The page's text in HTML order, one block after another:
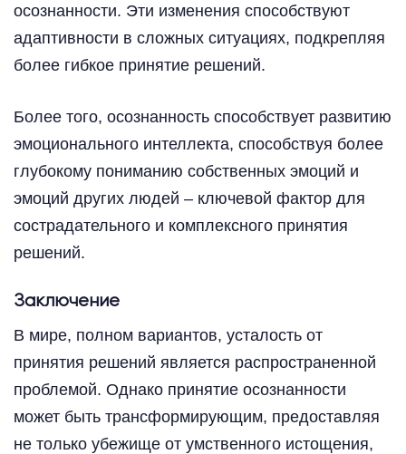
осознанности. Эти изменения способствуют
адаптивности в сложных ситуациях, подкрепляя
более гибкое принятие решений.
Более того, осознанность способствует развитию
эмоционального интеллекта, способствуя более
глубокому пониманию собственных эмоций и
эмоций других людей – ключевой фактор для
сострадательного и комплексного принятия
решений.
Заключение
В мире, полном вариантов, усталость от
принятия решений является распространенной
проблемой. Однако принятие осознанности
может быть трансформирующим, предоставляя
не только убежище от умственного истощения,